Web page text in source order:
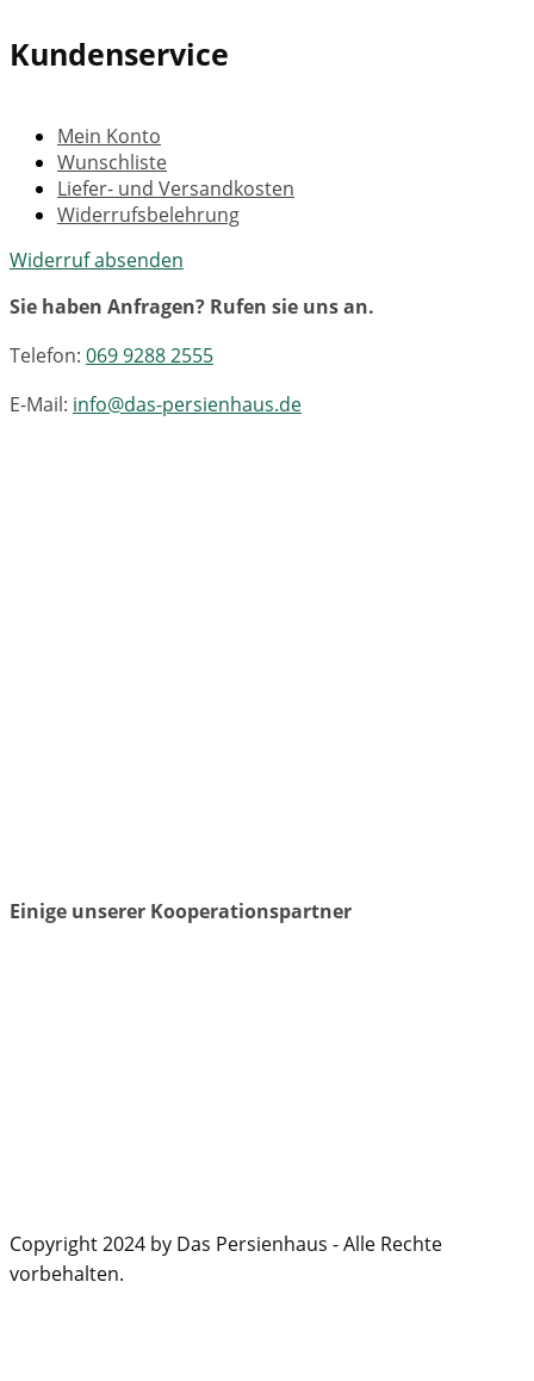
Kundenservice
Mein Konto
Wunschliste
Liefer- und Versandkosten
Widerrufsbelehrung
Widerruf absenden
Sie haben Anfragen? Rufen sie uns an.
Telefon: 069 9288 2555
E-Mail: info@das-persienhaus.de
Einige unserer Kooperationspartner
Copyright 2024 by Das Persienhaus - Alle Rechte
vorbehalten.